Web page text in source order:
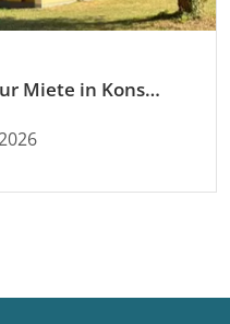
Jetzt neu: Wohnung zur Miete in Konstanz